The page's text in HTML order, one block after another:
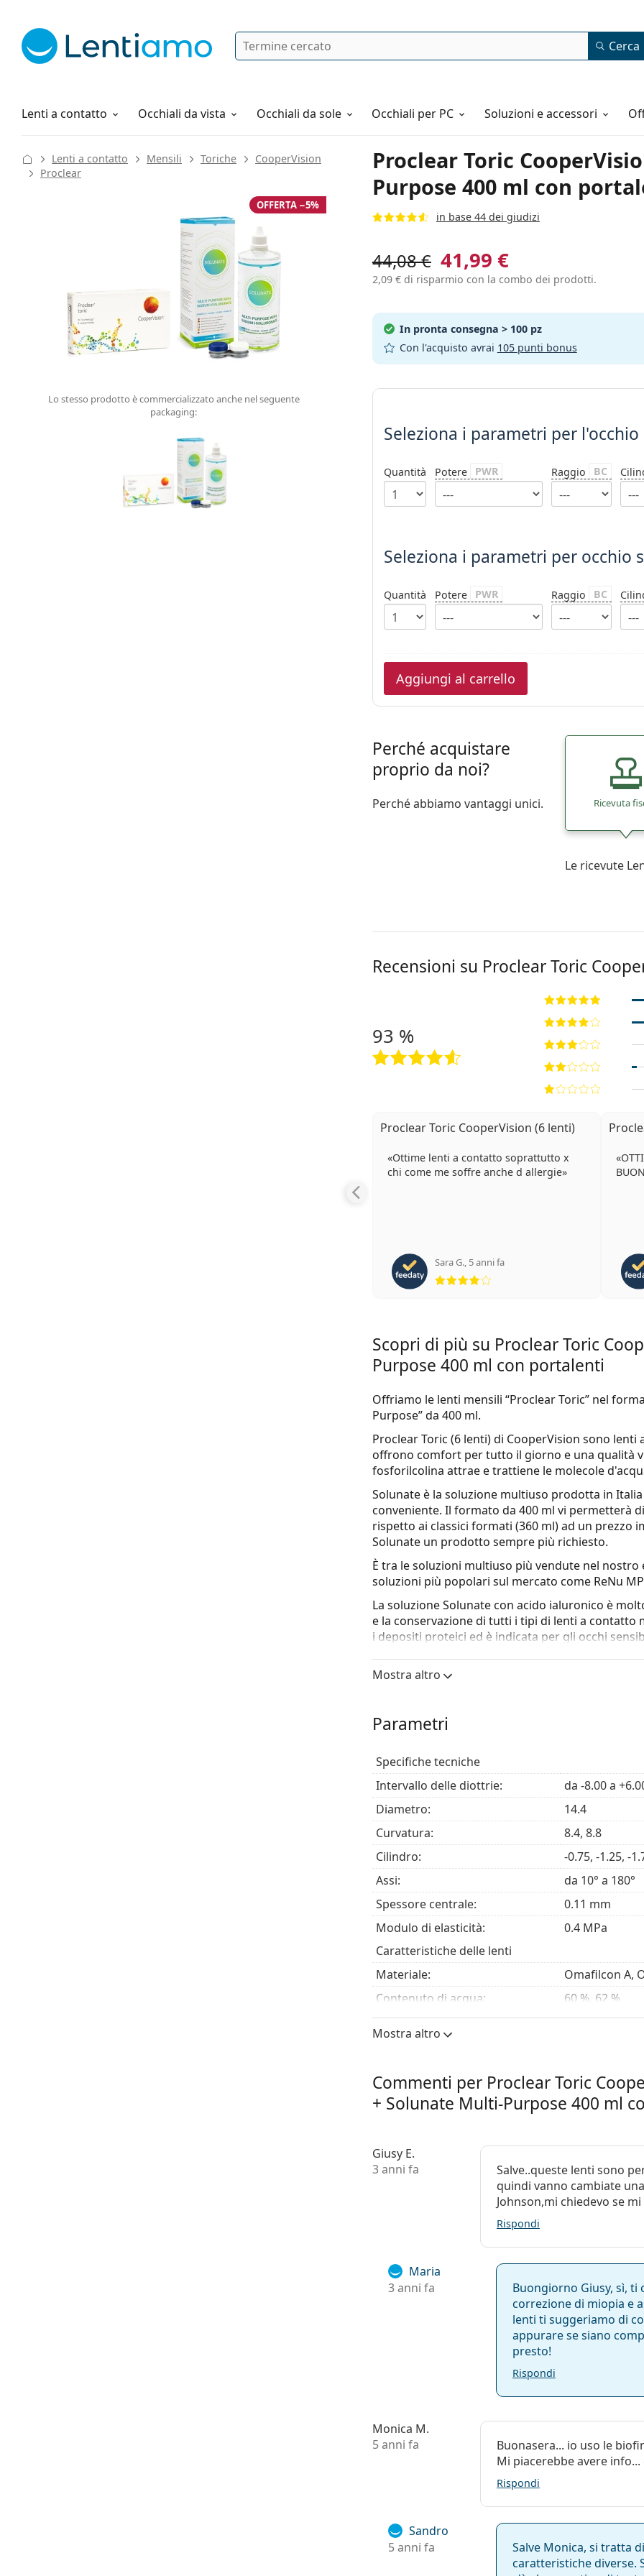
Ricerca Cerca
Lenti a contatto
Soluzioni Occhiali da vista Occhiali da sole Occhiali per PC Soluzioni e accessori
Tutto sugli acquisti
Proclear Toric
Purpose 400 ml con
in base 44 dei giudizi
Lenti a contatto Mensili Toriche
CooperVision
Proclear
OFFERTA −5%
Lo stesso prodotto è commercializzato anche nel seguente
packaging:
44,08 € 41,99 €
2,09 €di risparmio con la combo dei prodotti.
In pronta consegna > 100 pz
Con l'acquisto avrai 105 punti bonus
Seleziona i parametri
Seleziona i parametri per
Quantità Potere PWR Raggio BC
Seleziona i parametri per occhio
Quantità Potere PWR Raggio BC
Aggiungi al carrello
Perché acquistare
proprio da noi?
Perché abbiamo vantaggi unici. Ricevuta
Le ricevute
Recensioni su Proclear Toric
93 %
Proclear Toric CooperVision (6 lenti)
Ottime lenti a contatto soprattutto x
chi come me soffre anche d allergie
Sara G., 5 anni fa
Scopri di più su Proclear Toric
Purpose 400 ml con portalenti
Offriamo le lenti mensili “Proclear Toric” nel
Purpose” da 400 ml.
Proclear Toric (6 lenti) di CooperVision sono
offrono comfort per tutto il giorno e una qualità
fosforilcolina attrae e trattiene le molecole
Solunateè la soluzione multiuso prodotta in
conveniente. Il formato da 400 ml vi permetterà
rispetto ai classici formati (360 ml) ad un
Solunate un prodotto sempre più richiesto.
È tra le soluzioni multiuso più vendute nel
soluzioni più popolari sul mercato come ReNu
La soluzione Solunate con acido ialuronico è
e la conservazione di tutti i tipi di lenti a contatto
i depositi proteici ed è indicata per gli occhi
La composizione di Solunate è perfettamente
previene le irritazioni. Grazie all'acido ialuronico,
un film protettivo sull'occhio che aiuta a ridurre
indossare.
Con ogni flacone di Solunate è incluso un
posto direttamente nello speciale vano
È un dispositivo medico CE. Leggere
Mostra altro
Parametri
Specifiche tecniche
Intervallo delle diottrie:
da -8.00 a
Diametro:
14.4
Curvatura:
8.4, 8.8
Cilindro:
-0.75, -1.25, -
Assi:
da 10° a 180°
Spessore centrale:
0.11 mm
Modulo di elasticità:
0.4 MPa
Caratteristiche delle lenti
Materiale:
Omafilcon A,
Contenuto di acqua:
60 %, 62 %
Permeabilità all'ossigeno:
30 Dk/t
Utilizzo
Indicatore del lato interno ed
Sì
Lenti in una confezione:
6
Peso:
Lenti mensili
Lenti toriche
EDTA
Mostra altro
Commenti per Proclear Toric
+ Solunate Multi-Purpose 400 ml
Giusy E.
3 anni fa
Salve..queste lenti sono
quindi vanno cambiate
Johnson,mi chiedevo se
Rispondi
Maria
3 anni fa
Buongiorno Giusy, sì,
correzione di miopia e
lenti ti suggeriamo di
appurare se siano
presto!
Rispondi
Monica M.
5 anni fa
Buonasera... io uso le
Mi piacerebbe avere info...
Rispondi
Sandro
5 anni fa
Salve Monica, si tratta
caratteristiche diverse.